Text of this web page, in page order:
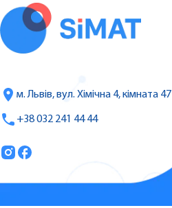
м. Львів, вул. Хімічна 4, кімната 47
+38 032 241 44 44